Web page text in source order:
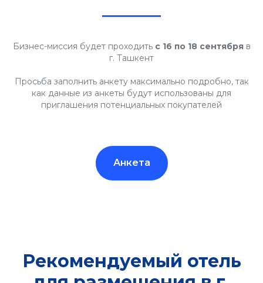
Бизнес-миссия будет проходить с 16 по 18 сентября в
г. Ташкент
Просьба заполнить анкету максимально подробно, так
как данные из анкеты будут использованы для
приглашения потенциальных покупателей
Анкета
Рекомендуемый отель